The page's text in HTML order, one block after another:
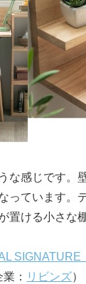
な感じです。
っています。
置ける小さな
： リビンズ）